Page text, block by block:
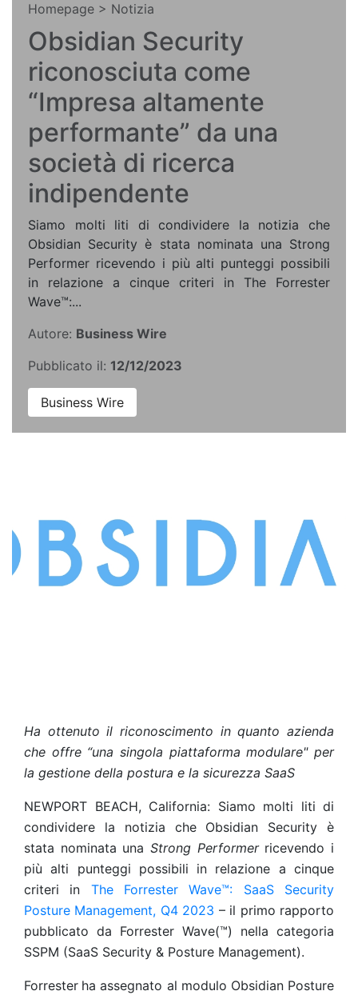
Homepage > Notizia
Obsidian Security
riconosciuta come
“Impresa altamente
performante” da una
società di ricerca
indipendente
Siamo molti liti di condividere la notizia che
Obsidian Security è stata nominata una Strong
Performer ricevendo i più alti punteggi possibili
in relazione a cinque criteri in The Forrester
Wave™:...
Autore: Business Wire
Pubblicato il: 12/12/2023
Business Wire
Ha ottenuto il riconoscimento in quanto azienda
che offre “una singola piattaforma modulare" per
la gestione della postura e la sicurezza SaaS
NEWPORT BEACH, California: Siamo molti liti di
condividere la notizia che Obsidian Security è
stata nominata una Strong Performerricevendo i
più alti punteggi possibili in relazione a cinque
criteri in The Forrester Wave™: SaaS Security
Posture Management, Q4 2023 – il primo rapporto
pubblicato da Forrester Wave(™) nella categoria
SSPM (SaaS Security & Posture Management).
Forrester ha assegnato al modulo Obsidian Posture